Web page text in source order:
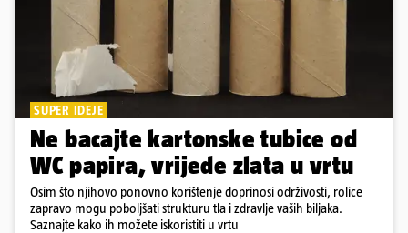
SUPER IDEJE
Ne bacajte kartonske tubice od
WC papira, vrijede zlata u vrtu
Osim što njihovo ponovno korištenje doprinosi održivosti, rolice
zapravo mogu poboljšati strukturu tla i zdravlje vaših biljaka.
Saznajte kako ih možete iskoristiti u vrtu